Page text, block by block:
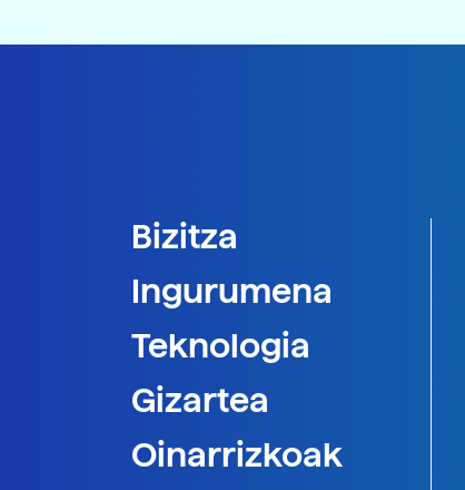
Bizitza
Ingurumena
Teknologia
Gizartea
Oinarrizkoak